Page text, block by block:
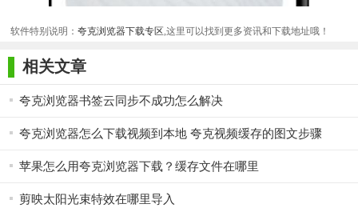
软件特别说明： 夸克浏览器下载专区 ,这里可以找到更多资讯和下载地址哦！
相关文章
夸克浏览器书签云同步不成功怎么解决
夸克浏览器怎么下载视频到本地 夸克视频缓存的图文步骤
苹果怎么用夸克浏览器下载？缓存文件在哪里
剪映太阳光束特效在哪里导入